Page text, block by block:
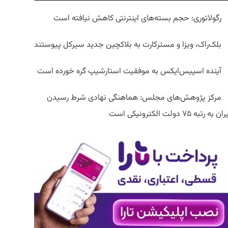
رگولاتوری: حجم بسته‌های اینترنتی کاهش نیافته است
بلک‌راک، ویزا و مسترکارت به بلاکچین جدید سیرکل پیوستند
آینده اسپیس‌ایکس به موفقیت استارشیپ گره خورده است
مرکز پژوهش‌های مجلس: هماهنگی نهادی شرط رسیدن
به رتبه ۷۵ دولت الکترونیکی است